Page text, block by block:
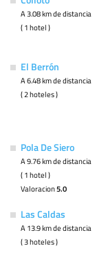
A 3.08 km de distancia
( 1 hotel )
El Berrón
A 6.48 km de distancia
( 2 hoteles )
Pola De Siero
A 9.76 km de distancia
( 1 hotel )
Valoracion5.0
Las Caldas
A 13.9 km de distancia
( 3 hoteles )